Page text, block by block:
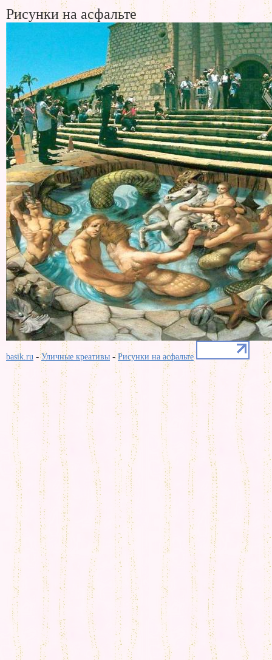
Рисунки на асфальте
basik.ru -Уличные креативы - Рисунки на асфальте